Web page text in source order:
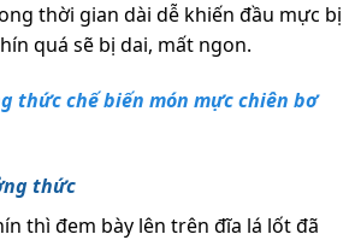
thời gian dài dễ khiến đầu mực bị
quá sẽ bị dai, mất ngon.
thức chế biến món mực chiên bơ
thức
thì đem bày lên trên đĩa lá lốt đã